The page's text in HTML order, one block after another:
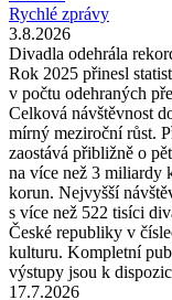
Rychlé zprávy
3.8.2026
Divadla odehrála
Rok 2025 přinesl
v počtu odehraných
Celková návštěvnost
mírný meziroční růst.
zaostává přibližně o
na více než 3 miliardy
korun. Nejvyšší
s více než 522 tisíci
České republiky v
kulturu. Kompletní
výstupy jsou k
17.7.2026